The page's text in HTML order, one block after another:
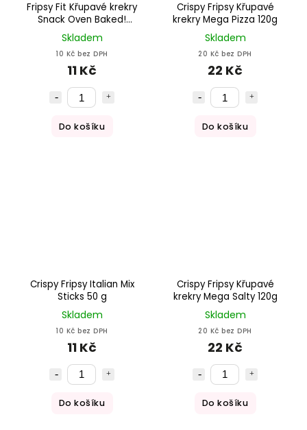
Fripsy Fit Křupavé krekry
Snack Oven Baked!
Ketchup 50g
Skladem
10 Kč bez DPH
11 Kč
Do košíku
Crispy Fripsy Křupavé
krekry Mega Pizza 120g
Skladem
20 Kč bez DPH
22 Kč
Do košíku
Crispy Fripsy Italian Mix
Sticks 50 g
Skladem
10 Kč bez DPH
11 Kč
Do košíku
Crispy Fripsy Křupavé
krekry Mega Salty 120g
Skladem
20 Kč bez DPH
22 Kč
Do košíku